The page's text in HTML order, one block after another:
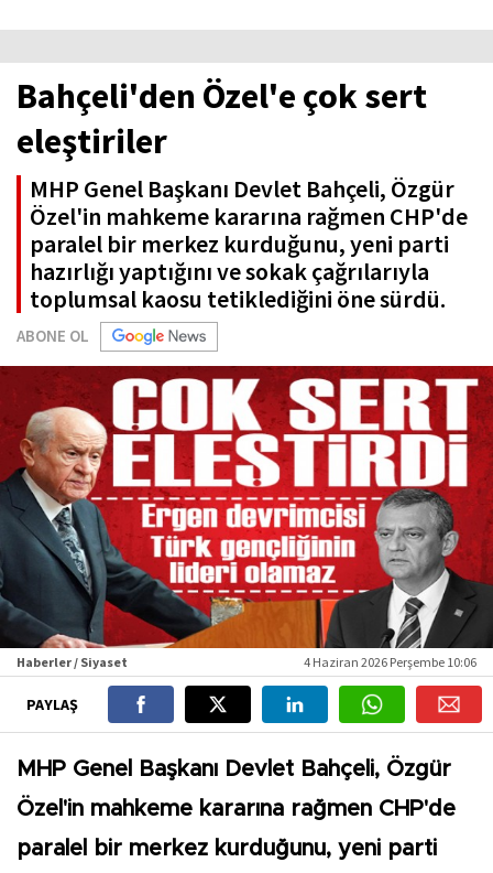
Bahçeli'den Özel'e çok sert
eleştiriler
MHP Genel Başkanı Devlet Bahçeli, Özgür
Özel'in mahkeme kararına rağmen CHP'de
paralel bir merkez kurduğunu, yeni parti
hazırlığı yaptığını ve sokak çağrılarıyla
toplumsal kaosu tetiklediğini öne sürdü.
ABONE OL
Haberler / Siyaset 4 Haziran 2026 Perşembe 10:06
PAYLAŞ
MHP Genel Başkanı Devlet Bahçeli, Özgür
Özel'in mahkeme kararına rağmen CHP'de
paralel bir merkez kurduğunu, yeni parti